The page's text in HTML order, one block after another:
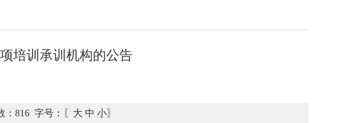
培训承训机构的公告
816 字号：〖 大 中 小〗